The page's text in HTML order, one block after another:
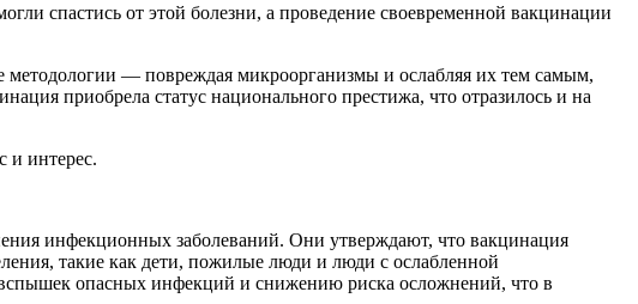
спастись от этой болезни, а проведение своевременной вакцинации
— повреждая микроорганизмы и ослабляя их тем самым,
приобрела статус национального престижа, что отразилось и на
и интерес.
инфекционных заболеваний. Они утверждают, что вакцинация
такие как дети, пожилые люди и люди с ослабленной
опасных инфекций и снижению риска осложнений, что в